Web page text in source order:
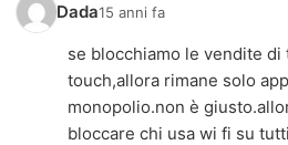
Dada15 anni fa
se blocchiamo le vendite
touch,allora rimane solo
monopolio.non è
bloccare chi usa wi fi su